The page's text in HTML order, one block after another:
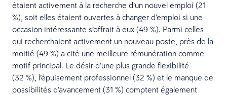
étaient activement à la recherche d’un nouvel emploi (21
%), soit elles étaient ouvertes à changer d’emploi si une
occasion intéressante s’offrait à eux (49 %). Parmi celles
qui recherchaient activement un nouveau poste, près de la
moitié (49 %) a cité une meilleure rémunération comme
motif principal. Le désir d’une plus grande flexibilité
(32 %), l’épuisement professionnel (32 %) et le manque de
possibilités d’avancement (31 %) comptent également